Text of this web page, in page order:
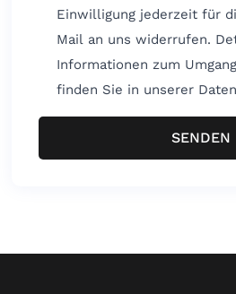
Einwilligung jederzeit für
Mail an uns widerrufen.
Informationen zum
finden Sie in unserer
SENDEN